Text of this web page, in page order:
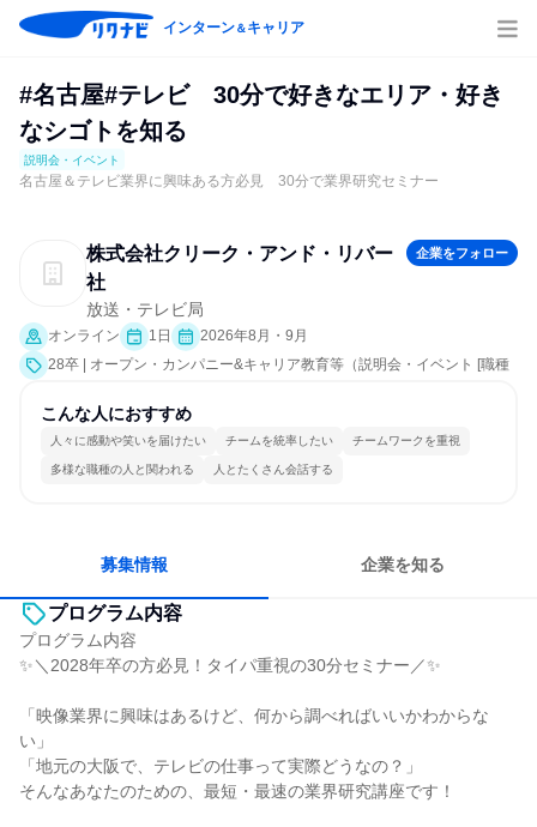
インターン＆キャリア
#名古屋#テレビ 30分で好きなエリア・好き
なシゴトを知る
説明会・イベント
名古屋＆テレビ業界に興味ある方必見 30分で業界研究セミナー
株式会社クリーク・アンド・リバー
社
企業をフォロー
放送・テレビ局
オンライン 1日
2026年8月・9月
28卒 | オープン・カンパニー&キャリア教育等（説明会・イベント [職種
こんな人におすすめ
人々に感動や笑いを届けたい チームを統率したい チームワークを重視
多様な職種の人と関われる 人とたくさん会話する
募集情報 企業を知る
プログラム内容
プログラム内容
✨＼2028年卒の方必見！タイパ重視の30分セミナー／✨
「映像業界に興味はあるけど、何から調べればいいかわからな
い」
「地元の大阪で、テレビの仕事って実際どうなの？」
そんなあなたのための、最短・最速の業界研究講座です！